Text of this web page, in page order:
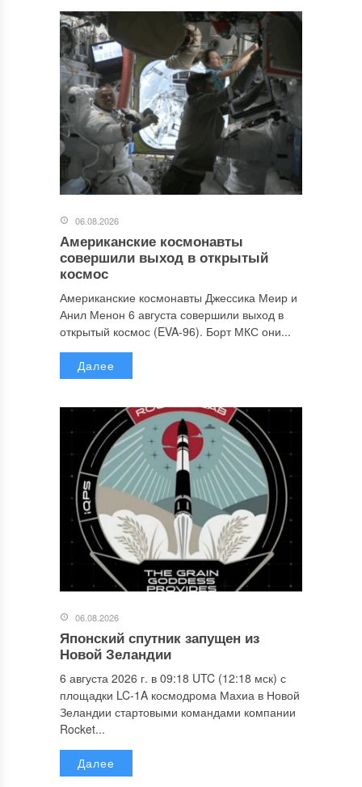
06.08.2026
Американские космонавты
совершили выход в открытый
космос
Американские космонавты Джессика Меир и
Анил Менон 6 августа совершили выход в
открытый космос (EVA-96). Борт МКС они...
Далее
06.08.2026
Японский спутник запущен из
Новой Зеландии
6 августа 2026 г. в 09:18 UTC (12:18 мск) с
площадки LC-1A космодрома Махиа в Новой
Зеландии стартовыми командами компании
Rocket...
Далее